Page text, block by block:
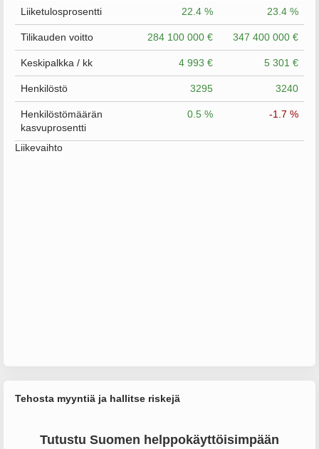
Liiketulosprosentti 22.4 % 23.4 %
Tilikauden voitto 284 100 000 € 347 400 000 €
Keskipalkka / kk 4 993 € 5 301 €
Henkilöstö 3295 3240
Henkilöstömäärän
kasvuprosentti
0.5 % -1.7 %
Liikevaihto
Tehosta myyntiä ja hallitse riskejä
Tutustu Suomen helppokäyttöisimpään